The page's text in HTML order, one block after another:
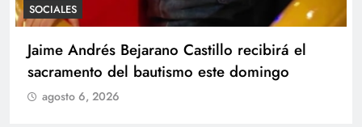
SOCIALES
Con amor y alegría celebran el cumpleaños
de Juan
agosto 6, 2026